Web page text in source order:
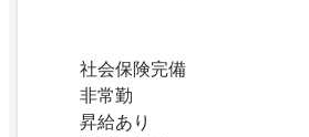
社会保険完備
非常勤
昇給あり